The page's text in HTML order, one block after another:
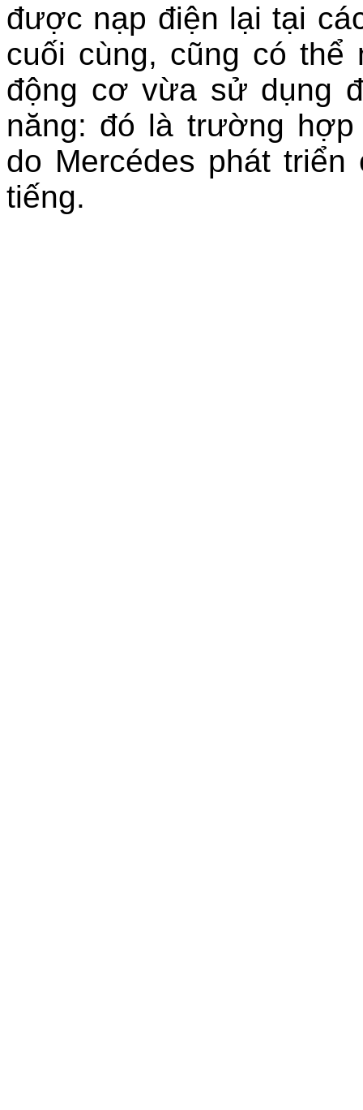
được nạp điện lại tại
cuối cùng, cũng có
động cơ vừa sử dụng
năng: đó là trường
do Mercédes phát
tiếng.